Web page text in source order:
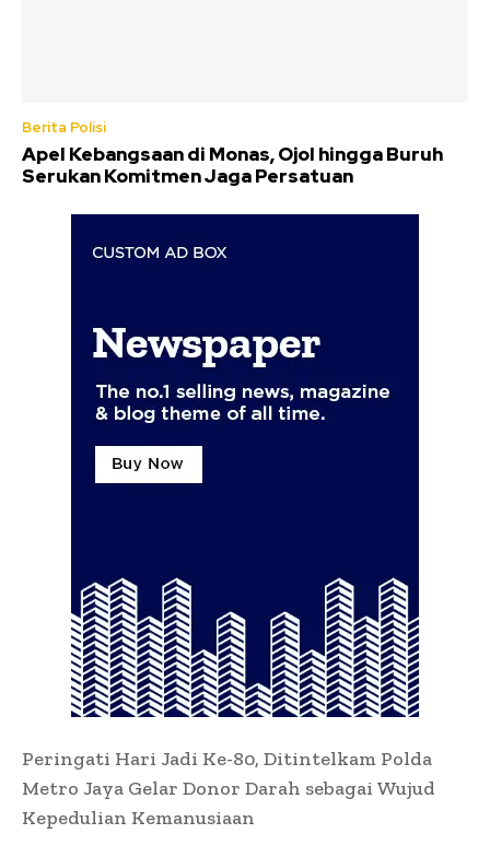
Berita Polisi
Apel Kebangsaan di Monas, Ojol hingga Buruh
Serukan Komitmen Jaga Persatuan
Peringati Hari Jadi Ke-80, Ditintelkam Polda
Metro Jaya Gelar Donor Darah sebagai Wujud
Kepedulian Kemanusiaan